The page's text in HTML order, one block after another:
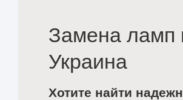
Замена ламп
Украина
Хотите найти